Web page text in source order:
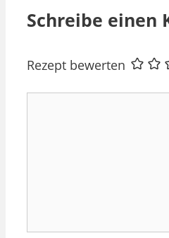
Schreibe einen
Rezept bewerten